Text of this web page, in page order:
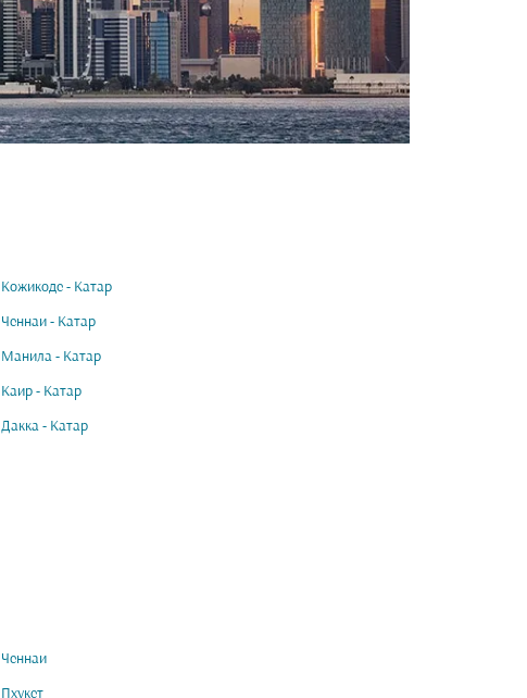
Кожикоде - Катар
Ченнаи - Катар
Манила - Катар
Каир - Катар
Дакка - Катар
Ченнаи
Пхукет